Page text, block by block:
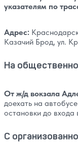
указателям по
Адрес:
Казачий Брод, ул.
На
От ж/д вокзала
доехать на
остановки до
С